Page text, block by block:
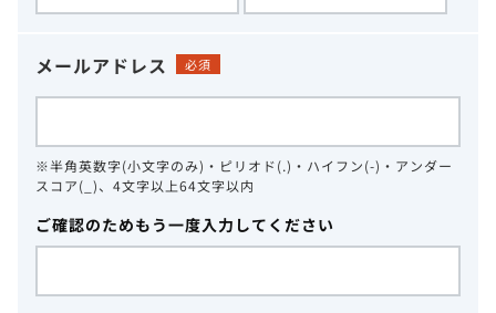
メールアドレス 必須
※半角英数字(小文字のみ)・ピリオド(.)・ハイフン(-)・アンダー
スコア(_)、4文字以上64文字以内
ご確認のためもう一度入力してください